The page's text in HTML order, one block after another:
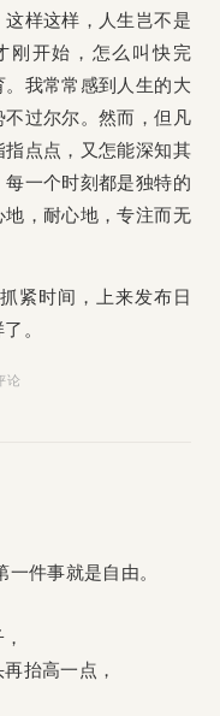
样这样，人生岂不是
刚开始，怎么叫快完
我常常感到人生的大
过尔尔。然而，但凡
点点，又怎能深知其
一个时刻都是独特的
，耐心地，专注而无
紧时间，上来发布日
。
论
件事就是自由。
抬高一点，